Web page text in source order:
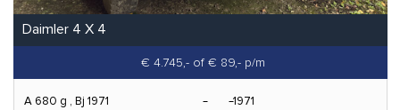
Daimler 4 X 4
€ 4.745,- of € 89,- p/m
A 680 g , Bj 1971 1971